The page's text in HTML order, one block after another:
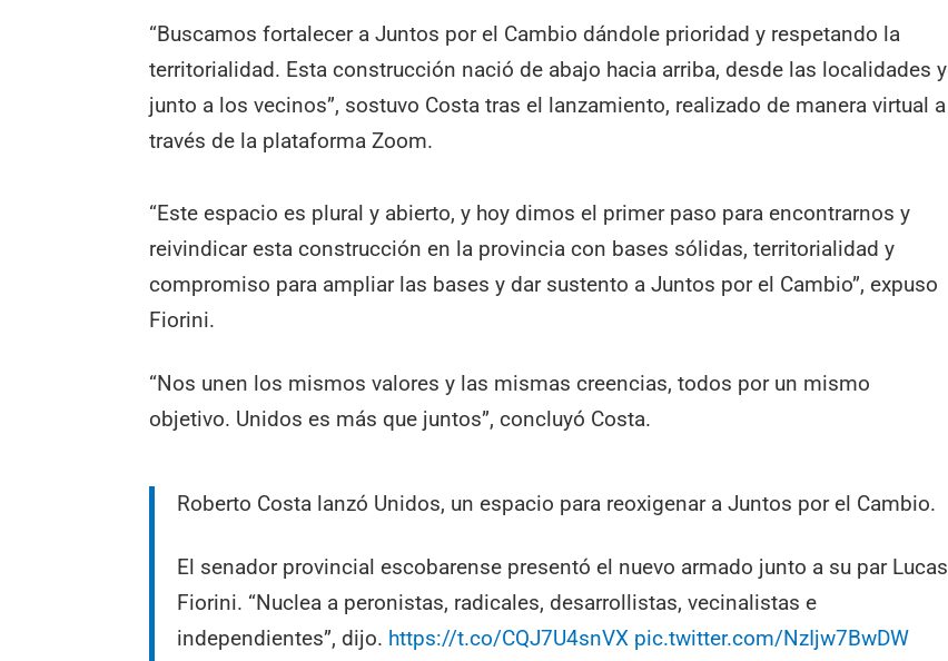
“Buscamos fortalecer a Juntos por el Cambio dándole prioridad y respetando la
territorialidad. Esta construcción nació de abajo hacia arriba, desde las localidades y
junto a los vecinos”, sostuvo Costa tras el lanzamiento, realizado de manera virtual a
través de la plataforma Zoom.
“Este espacio es plural y abierto, y hoy dimos el primer paso para encontrarnos y
reivindicar esta construcción en la provincia con bases sólidas, territorialidad y
compromiso para ampliar las bases y dar sustento a Juntos por el Cambio”, expuso
Fiorini.
“Nos unen los mismos valores y las mismas creencias, todos por un mismo
objetivo. Unidos es más que juntos”, concluyó Costa.
Roberto Costa lanzó Unidos, un espacio para reoxigenar a Juntos por el Cambio.
El senador provincial escobarense presentó el nuevo armado junto a su par Lucas
Fiorini. “Nuclea a peronistas, radicales, desarrollistas, vecinalistas e
independientes”, dijo. https://t.co/CQJ7U4snVX pic.twitter.com/NzIjw7BwDW